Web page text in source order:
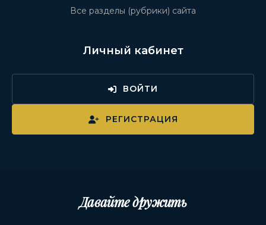
Все разделы (рубрики) сайта
Личный кабинет
ВОЙТИ
РЕГИСТРАЦИЯ
Давайте дружить